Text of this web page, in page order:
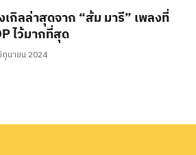
กิลล่าสุดจาก “ส้ม มารี” เพลงที่
ไว้มากที่สุด
นายน 2024